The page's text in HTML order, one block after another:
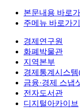
본문내용 바로가
주메뉴 바로가기
경제연구원
화폐박물관
지역본부
경제통계시스템
금융·경제 스냅
전자도서관
디지털아카이브